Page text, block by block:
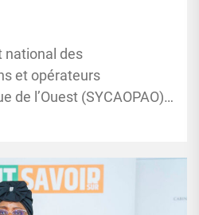
national des
et opérateurs
de l’Ouest (SYCAOPAO)
structuration des